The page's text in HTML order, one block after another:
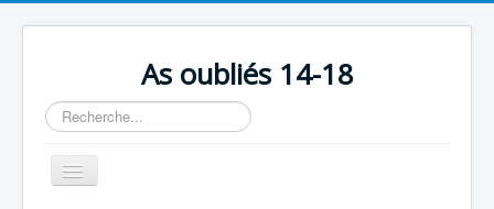
As oubliés 14-18
Rechercher
Basculer
la